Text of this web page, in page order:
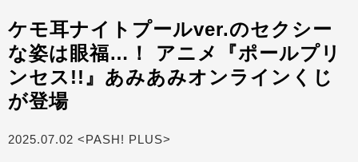
ケモ耳ナイトプールver.のセクシー
な姿は眼福…！ アニメ『ポールプリ
ンセス!!』あみあみオンラインくじ
が登場
2025.07.02 <PASH! PLUS>